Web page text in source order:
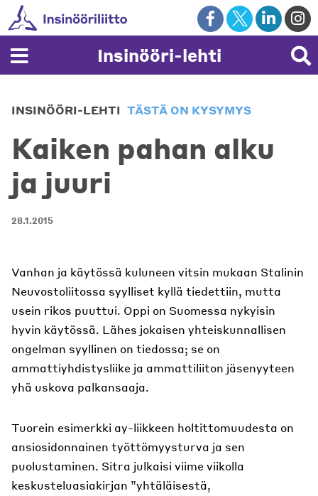
Skip
to
content
Insinööri-lehti
INSINÖÖRI-LEHTI TÄSTÄ ON KYSYMYS
Kaiken pahan alku
ja juuri
28.1.2015
Vanhan ja käytössä kuluneen vitsin mukaan Stalinin
Neuvostoliitossa syylliset kyllä tiedettiin, mutta
usein rikos puuttui. Oppi on Suomessa nykyisin
hyvin käytössä. Lähes jokaisen yhteiskunnallisen
ongelman syyllinen on tiedossa; se on
ammattiyhdistysliike ja ammattiliiton jäsenyyteen
yhä uskova palkansaaja.
Tuorein esimerkki ay-liikkeen holtittomuudesta on
ansiosidonnainen työttömyysturva ja sen
puolustaminen. Sitra julkaisi viime viikolla
keskusteluasiakirjan ”yhtäläisestä,